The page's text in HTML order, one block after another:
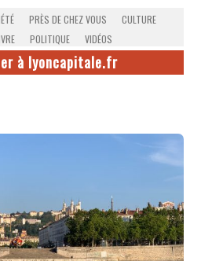
PRÈS DE CHEZ VOUS
CULTURE
POLITIQUE VIDÉOS
à lyoncapitale.fr